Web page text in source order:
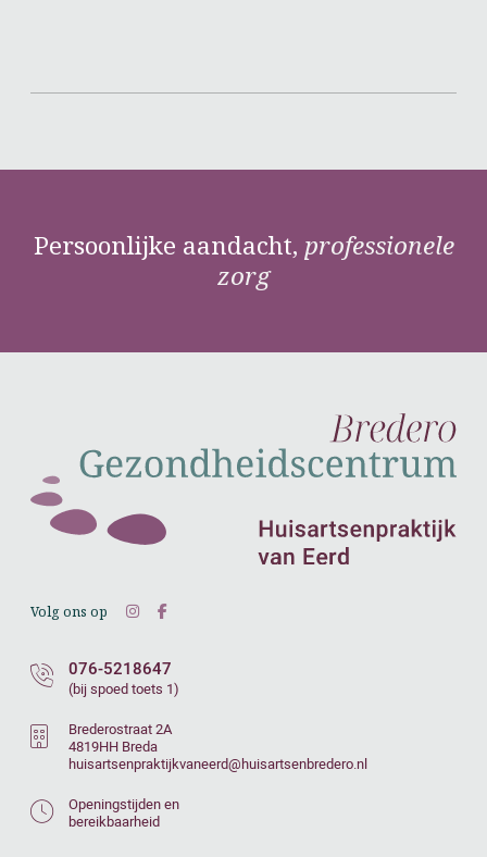
Persoonlijke aandacht, professionele
zorg
Volg ons op
076-5218647
(bij spoed toets 1)
Brederostraat 2A
4819HH Breda
huisartsenpraktijkvaneerd@huisartsenbredero.nl
Openingstijden en
bereikbaarheid